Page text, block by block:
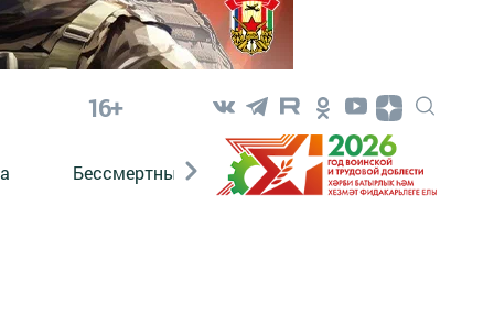
16+
Бессмертный полк. Кряшены